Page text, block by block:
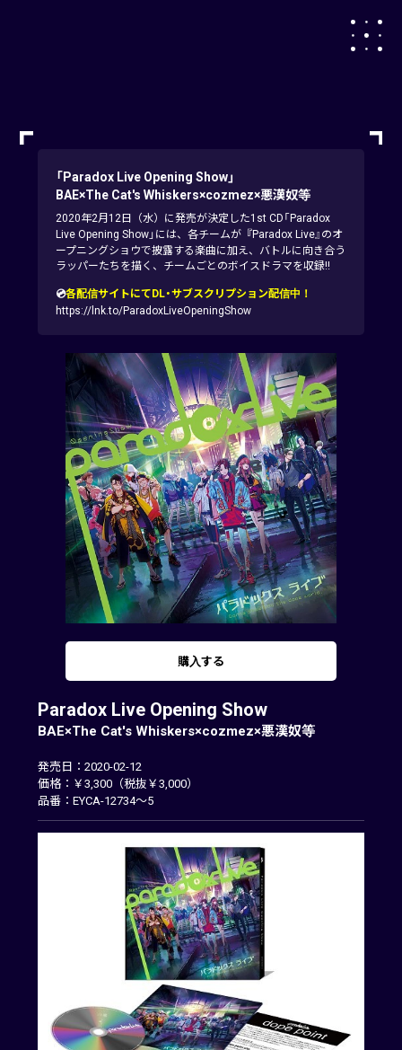
「Paradox Live Opening Show」
BAE×The Cat's Whiskers×cozmez×悪漢奴等
2020年2月12日（水）に発売が決定した1st CD「Paradox
Live Opening Show」には、各チームが『Paradox Live』のオ
ープニングショウで披露する楽曲に加え、バトルに向き合う
ラッパーたちを描く、チームごとのボイスドラマを収録!!
💿各配信サイトにてDL・サブスクリプション配信中！
https://lnk.to/ParadoxLiveOpeningShow
購入する
Paradox Live Opening Show
BAE×The Cat's Whiskers×cozmez×悪漢奴等
発売日：2020-02-12
価格：￥3,300（税抜￥3,000）
品番：EYCA-12734～5